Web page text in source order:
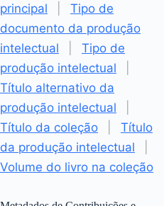
principal
Tipo de
documento da produção
intelectual
Tipo de
produção intelectual
Título alternativo da
produção intelectual
Título da coleção
Título
da produção intelectual
Volume do livro na coleção